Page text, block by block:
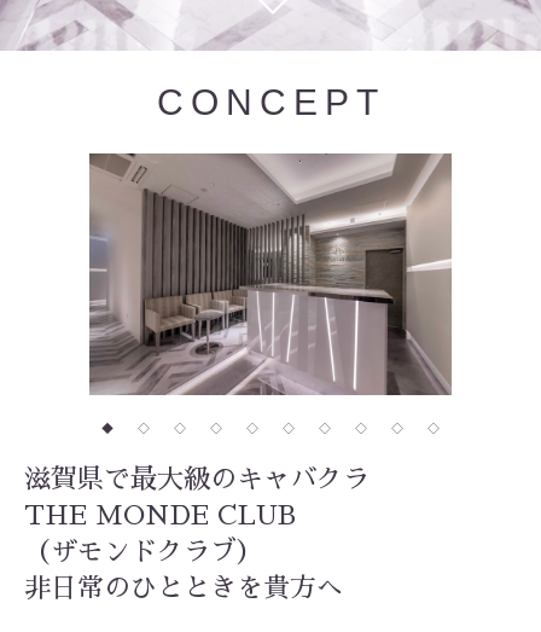
CONCEPT
◆ ◇ ◇ ◇ ◇ ◇ ◇ ◇ ◇ ◇
滋賀県で最大級のキャバクラ
THE MONDE CLUB
（ザモンドクラブ）
非日常のひとときを貴方へ